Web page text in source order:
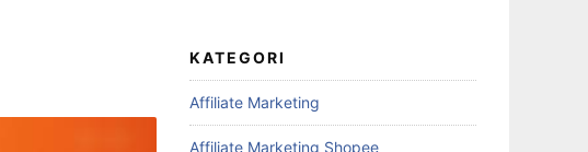
KATEGORI
Affiliate Marketing
Affiliate Marketing Shopee